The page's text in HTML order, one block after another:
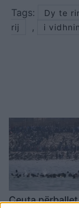
Tags:
Dy te
rij
, i
Ceuta